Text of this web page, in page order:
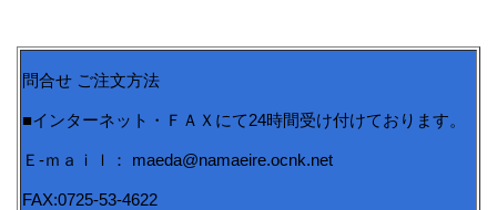
問合せ ご注文方法
■インターネット・ＦＡＸにて24時間受け付けております。
Ｅ-ｍａｉｌ： maeda@namaeire.ocnk.net
FAX:0725-53-4622